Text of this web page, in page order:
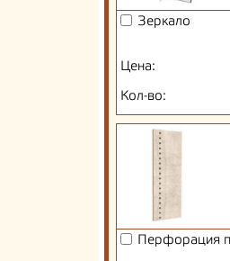
Зеркало
Цена:
Кол-во:
Перфорация